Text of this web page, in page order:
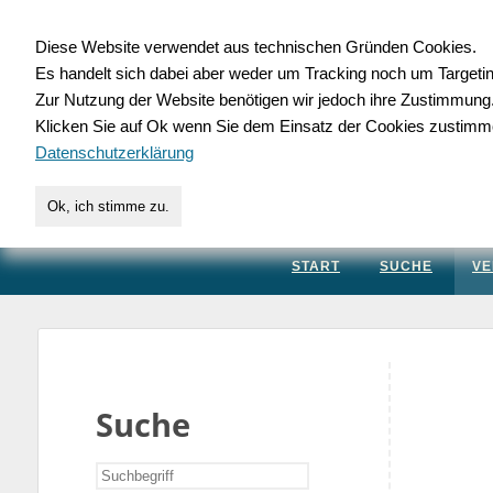
für Handwerk,
START SUCHE
Suche
Diese Website verwendet aus technischen Gründen Cookies.
Es handelt sich dabei aber weder um Tracking noch um
Zur Nutzung der Website benötigen wir jedoch ihre Zustimmung.
Klicken Sie auf Ok wenn Sie dem Einsatz der Cookies
Datenschutzerklärung
Ok, ich stimme zu.